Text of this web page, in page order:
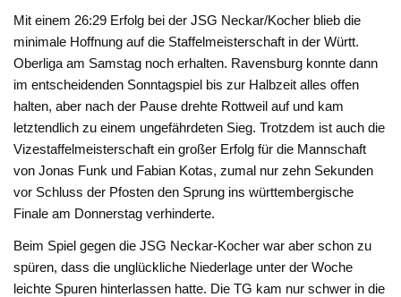
Mit einem 26:29 Erfolg bei der JSG Neckar/Kocher blieb die
minimale Hoffnung auf die Staffelmeisterschaft in der Württ.
Oberliga am Samstag noch erhalten. Ravensburg konnte dann
im entscheidenden Sonntagspiel bis zur Halbzeit alles offen
halten, aber nach der Pause drehte Rottweil auf und kam
letztendlich zu einem ungefährdeten Sieg. Trotzdem ist auch die
Vizestaffelmeisterschaft ein großer Erfolg für die Mannschaft
von Jonas Funk und Fabian Kotas, zumal nur zehn Sekunden
vor Schluss der Pfosten den Sprung ins württembergische
Finale am Donnerstag verhinderte.
Beim Spiel gegen die JSG Neckar-Kocher war aber schon zu
spüren, dass die unglückliche Niederlage unter der Woche
leichte Spuren hinterlassen hatte. Die TG kam nur schwer in die